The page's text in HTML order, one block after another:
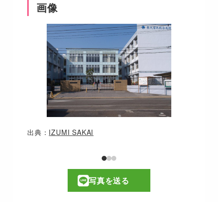
画像
出典： IZUMI SAKAI
写真を送る